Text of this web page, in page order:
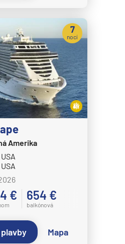
Amerika
€ 654 €
balkónová
7
nocí
Mapa